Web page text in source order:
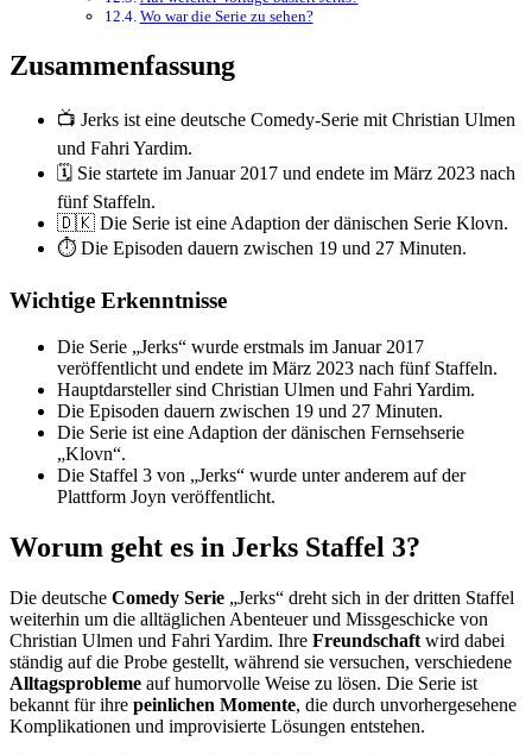
Wo war die Serie zu sehen?
Zusammenfassung
📺 Jerks ist eine deutsche Comedy-Serie mit Christian Ulmen
und Fahri Yardim.
🗓️ Sie startete im Januar 2017 und endete im März 2023 nach
fünf Staffeln.
🇩🇰 Die Serie ist eine Adaption der dänischen Serie Klovn.
⏱️ Die Episoden dauern zwischen 19 und 27 Minuten.
Wichtige Erkenntnisse
Die Serie „Jerks“ wurde erstmals im Januar 2017
veröffentlicht und endete im März 2023 nach fünf Staffeln.
Hauptdarsteller sind Christian Ulmen und Fahri Yardim.
Die Episoden dauern zwischen 19 und 27 Minuten.
Die Serie ist eine Adaption der dänischen Fernsehserie
„Klovn“.
Die Staffel 3 von „Jerks“ wurde unter anderem auf der
Plattform Joyn veröffentlicht.
Worum geht es in Jerks Staffel 3?
Die deutsche Comedy Serie „Jerks“ dreht sich in der dritten Staffel
weiterhin um die alltäglichen Abenteuer und Missgeschicke von
Christian Ulmen und Fahri Yardim. Ihre Freundschaft wird dabei
ständig auf die Probe gestellt, während sie versuchen, verschiedene
Alltagsprobleme auf humorvolle Weise zu lösen. Die Serie ist
bekannt für ihre peinlichen Momente, die durch unvorhergesehene
Komplikationen und improvisierte Lösungen entstehen.